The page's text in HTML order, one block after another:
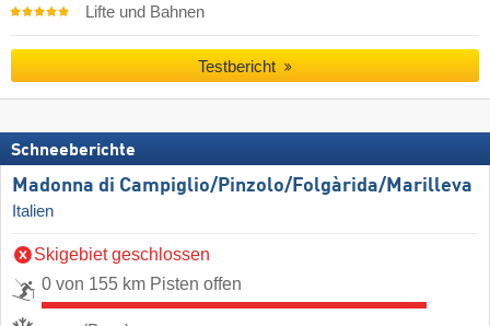
Lifte und Bahnen
Testbericht
Schneeberichte
Madonna di Campiglio/​Pinzolo/​Folgàrida/​Marilleva
Italien
Skigebiet geschlossen
0 von 155 km Pisten offen